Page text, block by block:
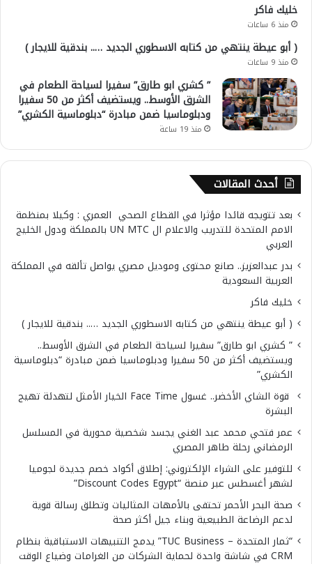
خليك فاكر
منذ 6 ساعات
( أبو عيطة ينتهي من كتابه الاسطوري الجديد ….. بندقية للايجار )
منذ 9 ساعات
” كشري ابو طارق” سفيرا لسياحة الطعام في
الشرق الأوسط.. ويستضيف أكثر من 50 سفيرا
ودبلوماسيا ضمن مبادرة “دبلوماسية الكشري”
منذ 19 ساعة
أحدث المقالات
بعد تتويجه قائدا مؤثرا في القطاع الصحي العمري : وكيلا بمنظمة
الامم المتحدة للتدريب والاعلام ال UN MTC بالمملكة ودول الخليج
العربي
بدر عبدالعزيز.. صانع محتوى وموديل مصري يواصل تألقه في المملكة
العربية السعودية
خليك فاكر
( أبو عيطة ينتهي من كتابه الاسطوري الجديد ….. بندقية للايجار )
” كشري ابو طارق” سفيرا لسياحة الطعام في الشرق الأوسط..
ويستضيف أكثر من 50 سفيرا ودبلوماسيا ضمن مبادرة “دبلوماسية
الكشري”
قوة الشاي الأخضر.. غسول Face Time الخيار الأمثل لتهدئة تهيج
البشرة
عمر فتحي محمد عبد الغني يجسد شخصية محورية في المسلسل
الرمضاني رحلة طاهر المصري
للتوفير على الشراء الإلكتروني: إطلاق أكواد خصم جديدة لجوميا
لشهر أغسطس عبر منصة “Discount Codes Egypt”
صحة البحر الأحمر تحتفى بالأمهات المثاليات وتطلق رسالة قوية
لدعم الرضاعة الطبيعية وبناء جيل أكثر صحة
“ثمار المتحدة – TUC Business” يدمج التنبيهات الاستباقية بنظام
CRM في شاشة واحدة لحماية الشركات من الغرامات وضياع الوقت